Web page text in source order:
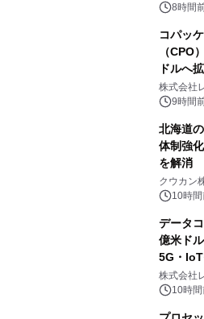
8時間
コパッ
（CPO
ドルへ
センタ
速
株式会社
9時間
北海道
体制強
を解消
クウカン
10時間
データ
億米ド
5G・
株式会社
10時間